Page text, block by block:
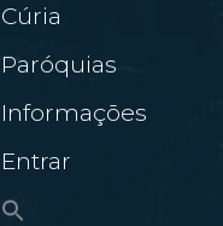
Cúria
Paróquias
Informações
Entrar